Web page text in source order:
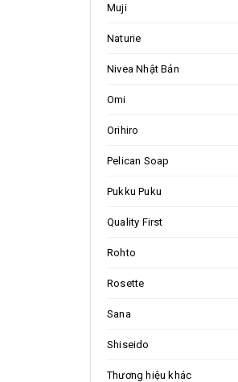
Muji
Naturie
Nivea Nhật Bản
Omi
Orihiro
Pelican Soap
Pukku Puku
Quality First
Rohto
Rosette
Sana
Shiseido
Thương hiệu khác